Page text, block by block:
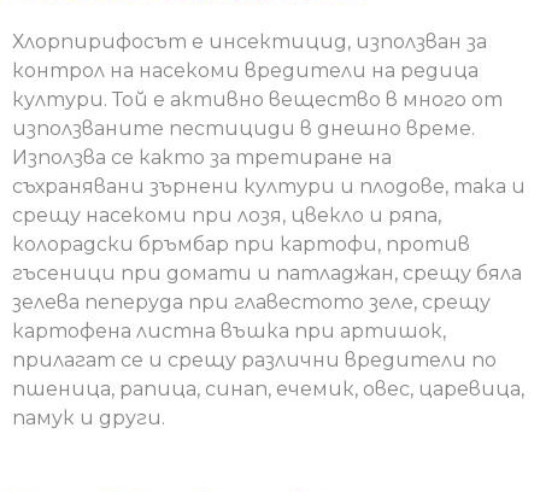
Хлорпирифосът е инсектицид, използван за
контрол на насекоми вредители на редица
култури. Той е активно вещество в много от
използваните пестициди в днешно време.
Използва се както за третиране на
съхранявани зърнени култури и плодове, така и
срещу насекоми при лозя, цвекло и ряпа,
колорадски бръмбар при картофи, против
гъсеници при домати и патладжан, срещу бяла
зелева пеперуда при главестото зеле, срещу
картофена листна въшка при артишок,
прилагат се и срещу различни вредители по
пшеница, рапица, синап, ечемик, овес, царевица,
памук и други.